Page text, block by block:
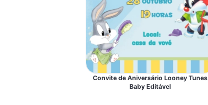
Convite de Aniversário Looney Tunes
Baby Editável